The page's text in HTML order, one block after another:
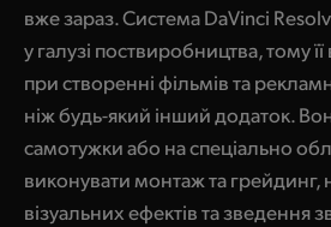
вже зараз. Система DaVinci
у галузі поствиробництва, тому
при створенні фільмів та
ніж будь-який інший додаток.
самотужки або на спеціально
виконувати монтаж та грейдинг,
візуальних ефектів та зведення